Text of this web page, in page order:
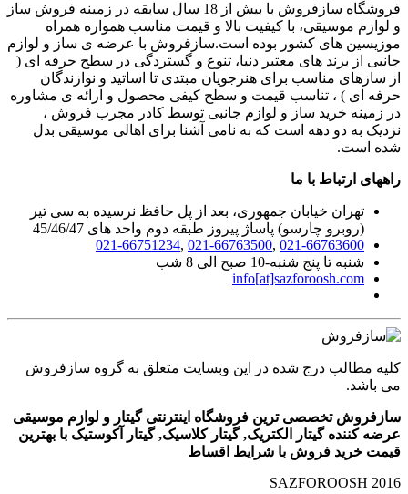
فروشگاه سازفروش با بیش از 18 سال سابقه در زمینه فروش ساز
و لوازم موسیقی، با کیفیت بالا و قیمت مناسب همواره همراه
موزیسین های کشور بوده است.سازفروش با عرضه ی ساز و لوازم
جانبی از برند های معتبر دنیا، تنوع و گستردگی در سطح حرفه ای (
از سازهای مناسب برای هنرجویان مبتدی تا اساتید و نوازندگان
حرفه ای ) ، تناسب قیمت و سطح کیفی محصول و ارائه ی مشاوره
در زمینه خرید ساز و لوازم جانبی توسط کادر مجرب فروش ،
نزدیک به دو دهه است که به نامی آشنا برای اهالی موسیقی بدل
شده است.
راههای ارتباط با ما
تهران خیابان جمهوری، بعد از پل حافظ نرسیده به سی تیر
(روبرو چارسو) پاساژ پیروز طبقه دوم واحد های 45/46/47
021-66763600
,
021-66763500
,
021-66751234
شنبه تا پنج شنبه-10 صبح الی 8 شب
info[at]sazforoosh.com
کلیه مطالب درج شده در این وبسایت متعلق به گروه سازفروش
می باشد.
سازفروش تخصصی ترین فروشگاه اینترنتی گیتار و لوازم موسیقی
عرضه کننده گیتار الکتریک, گیتار کلاسیک, گیتار آکوستیک با بهترین
قیمت خرید فروش با شرایط اقساط
SAZFOROOSH 2016